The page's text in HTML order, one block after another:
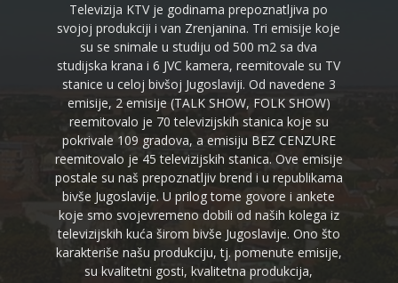
Televizija KTV je godinama prepoznatljiva po
svojoj produkciji i van Zrenjanina. Tri emisije koje
su se snimale u studiju od 500 m2 sa dva
studijska krana i 6 JVC kamera, reemitovale su TV
stanice u celoj bivšoj Jugoslaviji. Od navedene 3
emisije, 2 emisije (TALK SHOW, FOLK SHOW)
reemitovalo je 70 televizijskih stanica koje su
pokrivale 109 gradova, a emisiju BEZ CENZURE
reemitovalo je 45 televizijskih stanica. Ove emisije
postale su naš prepoznatljiv brend i u republikama
bivše Jugoslavije. U prilog tome govore i ankete
koje smo svojevremeno dobili od naših kolega iz
televizijskih kuća širom bivše Jugoslavije. Ono što
karakteriše našu produkciju, tj. pomenute emisije,
su kvalitetni gosti, kvalitetna produkcija,